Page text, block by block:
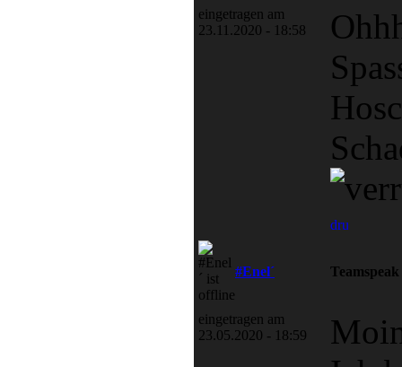
eingetragen am
23.11.2020 - 18:58
#Enel´
eingetragen am
23.05.2020 - 18:59